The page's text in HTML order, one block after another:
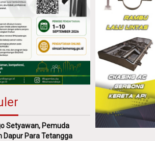
Setyawan, Pemuda
Dapur Para Tetangga